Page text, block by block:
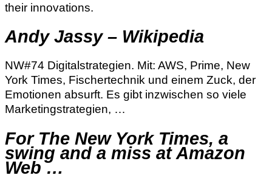
their innovations.
Andy Jassy – Wikipedia
NW#74 Digitalstrategien. Mit: AWS, Prime, New
York Times, Fischertechnik und einem Zuck, der
Emotionen absurft. Es gibt inzwischen so viele
Marketingstrategien, …
For The New York Times, a
swing and a miss at Amazon
Web …